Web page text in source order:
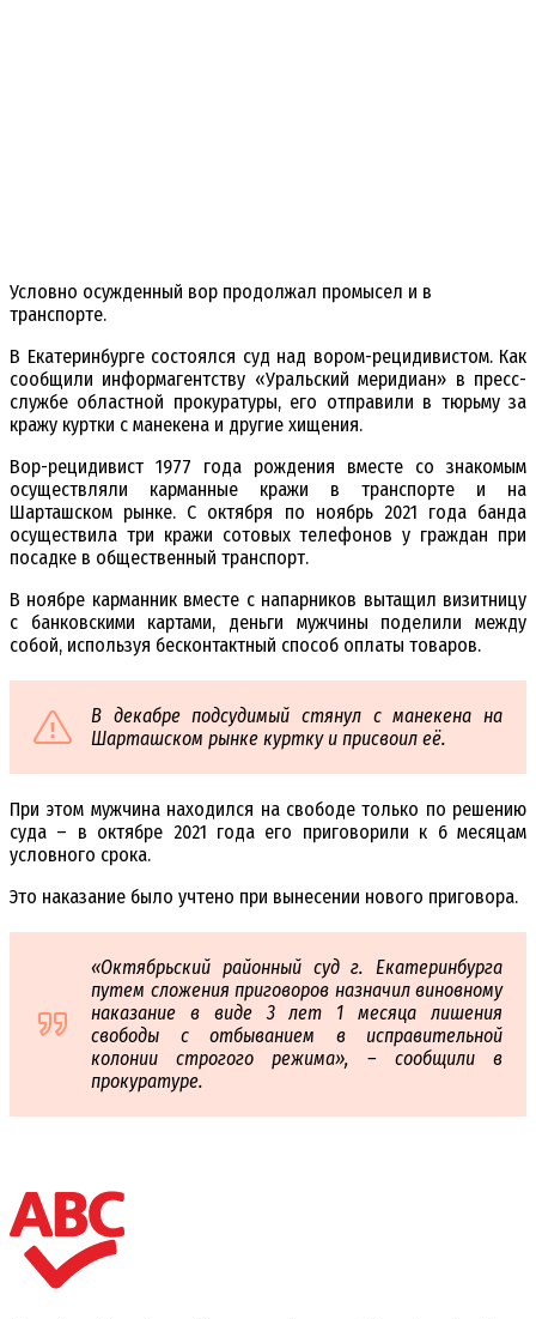
Условно осужденный вор продолжал промысел и в
транспорте.
В Екатеринбурге состоялся суд над вором-рецидивистом. Как
сообщили информагентству «Уральский меридиан» в пресс-
службе областной прокуратуры, его отправили в тюрьму за
кражу куртки с манекена и другие хищения.
Вор-рецидивист 1977 года рождения вместе со знакомым
осуществляли карманные кражи в транспорте и на
Шарташском рынке. С октября по ноябрь 2021 года банда
осуществила три кражи сотовых телефонов у граждан при
посадке в общественный транспорт.
В ноябре карманник вместе с напарников вытащил визитницу
с банковскими картами, деньги мужчины поделили между
собой, используя бесконтактный способ оплаты товаров.
В декабре подсудимый стянул с манекена на
Шарташском рынке куртку и присвоил её.
При этом мужчина находился на свободе только по решению
суда – в октябре 2021 года его приговорили к 6 месяцам
условного срока.
Это наказание было учтено при вынесении нового приговора.
«Октябрьский районный суд г. Екатеринбурга
путем сложения приговоров назначил виновному
наказание в виде 3 лет 1 месяца лишения
свободы с отбыванием в исправительной
колонии строгого режима», – сообщили в
прокуратуре.